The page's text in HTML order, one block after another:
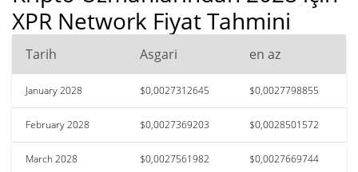
XPR Network Fiyat Tahmini
Tarih Asgari en az
January 2028 $0,0027312645 $0,0027798855
February 2028 $0,0027369203 $0,0028501572
March 2028 $0,0027561982 $0,0027669744